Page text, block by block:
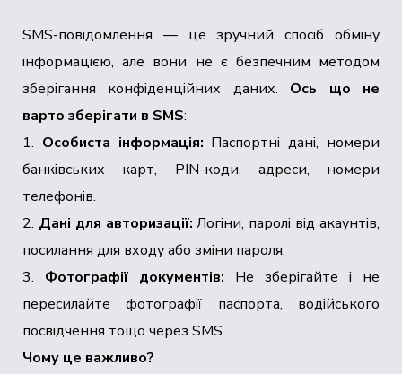
SMS-повідомлення — це зручний спосіб обміну
інформацією, але вони не є безпечним методом
зберігання конфіденційних даних. Ось що не
варто зберігати в SMS:
1. Особиста інформація: Паспортні дані, номери
банківських карт, PIN-коди, адреси, номери
телефонів.
2. Дані для авторизації: Логіни, паролі від акаунтів,
посилання для входу або зміни пароля.
3. Фотографії документів: Не зберігайте і не
пересилайте фотографії паспорта, водійського
посвідчення тощо через SMS.
Чому це важливо?